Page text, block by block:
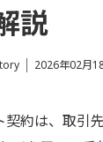
説
2026年02月
約は、取引